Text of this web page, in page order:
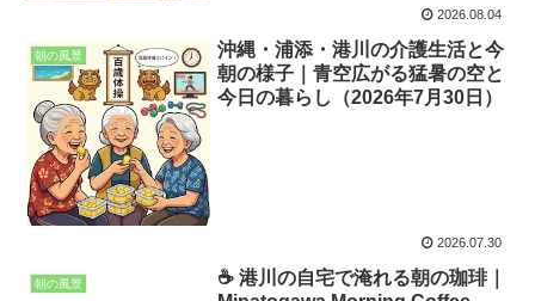
2026.08.04
朝の風景
沖縄・浦添・港川の介護生活と今
朝の様子｜青空広がる猛暑の空と
今日の暮らし（2026年7月30日）
2026.07.30
朝の風景
☕ 港川の自宅で淹れる朝の珈琲｜